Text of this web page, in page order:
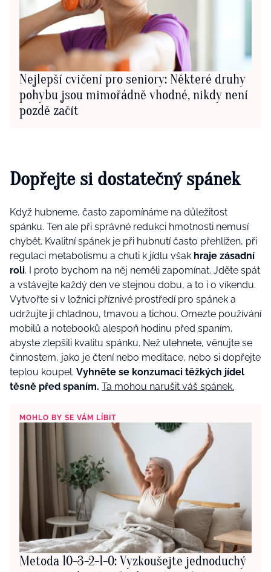
Nejlepší cvičení pro seniory: Některé druhy
pohybu jsou mimořádně vhodné, nikdy není
pozdě začít
Dopřejte si dostatečný spánek
Když hubneme, často zapomínáme na důležitost
spánku. Ten ale při správné redukci hmotnosti nemusí
chybět. Kvalitní spánek je při hubnutí často přehlížen, při
regulaci metabolismu a chuti k jídlu však hraje zásadní
roli. I proto bychom na něj neměli zapomínat. Jděte spát
a vstávejte každý den ve stejnou dobu, a to i o víkendu.
Vytvořte si v ložnici příznivé prostředí pro spánek a
udržujte ji chladnou, tmavou a tichou. Omezte používání
mobilů a notebooků alespoň hodinu před spaním,
abyste zlepšili kvalitu spánku. Než ulehnete, věnujte se
činnostem, jako je čtení nebo meditace, nebo si dopřejte
teplou koupel. Vyhněte se konzumaci těžkých jídel
těsně před spaním. Ta mohou narušit váš spánek.
MOHLO BY SE VÁM LÍBIT
Metoda 10-3-2-1-0: Vyzkoušejte jednoduchý